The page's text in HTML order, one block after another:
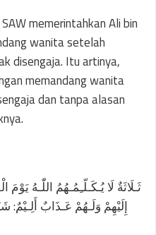
memerintahkan Ali bin
wanita setelah
disengaja. Itu artinya,
memandang wanita
dan tanpa alasan
ثَـلَاثَةٌ لَا يُـكَـلّـِمُـهُمُ اللّٰـهُ يَوْمَ
إِلَيْهِمْ وَلَـهُمْ عَـذَابٌ أَلِـيْمٌ: